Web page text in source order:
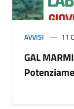
AVVISI 11
GAL